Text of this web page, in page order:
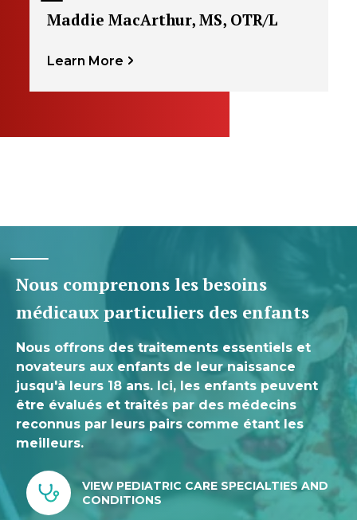
Maddie MacArthur, MS, OTR/L
Learn More
Nous comprenons les besoins
médicaux particuliers des enfants
Nous offrons des traitements essentiels et
novateurs aux enfants de leur naissance
jusqu'à leurs 18 ans. Ici, les enfants peuvent
être évalués et traités par des médecins
reconnus par leurs pairs comme étant les
meilleurs.
VIEW PEDIATRIC CARE SPECIALTIES AND
CONDITIONS